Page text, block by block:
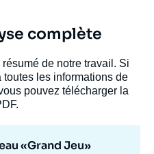
complète
de notre travail. Si
les informations de
pouvez télécharger la
«Grand Jeu»